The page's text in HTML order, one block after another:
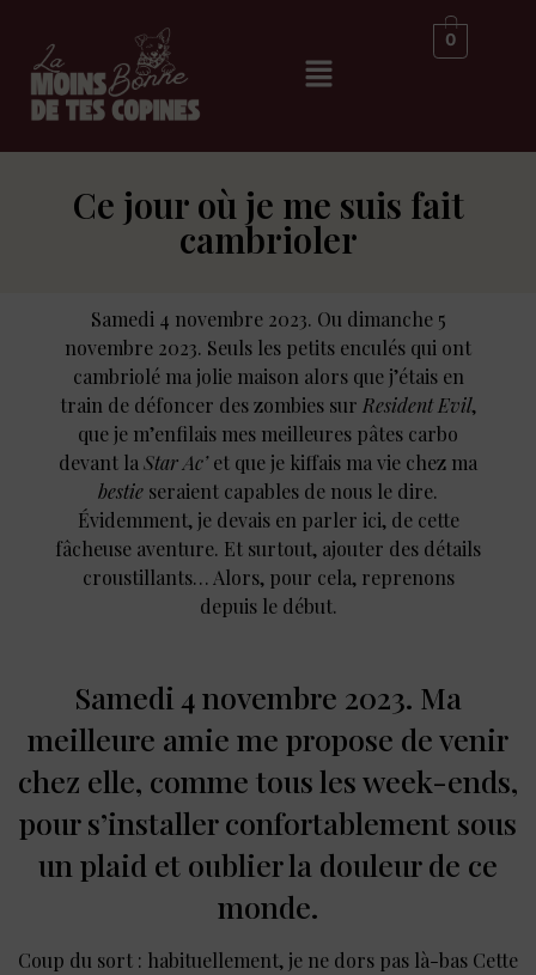
0
Ce jour où je me suis fait
cambrioler
Samedi 4 novembre 2023. Ou dimanche 5
novembre 2023. Seuls les petits enculés qui ont
cambriolé ma jolie maison alors que j’étais en
train de défoncer des zombies sur Resident Evil,
que je m’enfilais mes meilleures pâtes carbo
devant la Star Ac’et que je kiffais ma vie chez ma
bestie seraient capables de nous le dire.
Évidemment, je devais en parler ici, de cette
fâcheuse aventure. Et surtout, ajouter des détails
croustillants… Alors, pour cela, reprenons
depuis le début.
Samedi 4 novembre 2023. Ma
meilleure amie me propose de venir
chez elle, comme tous les week-ends,
pour s’installer confortablement sous
un plaid et oublier la douleur de ce
monde.
Coup du sort : habituellement, je ne dors pas là-bas Cette